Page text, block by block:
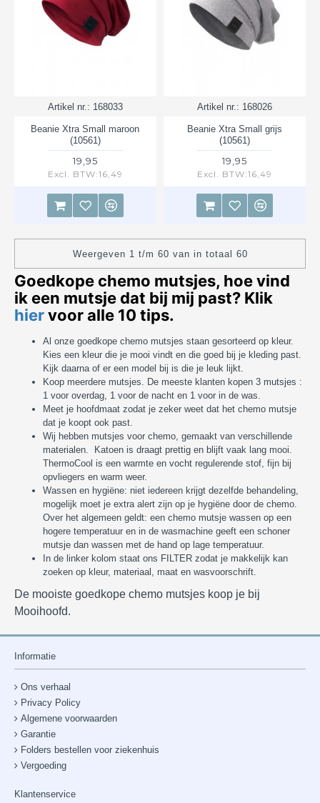
Artikel nr.: 168033
Beanie Xtra Small maroon
(10561)
19,95
Excl. BTW:16,49
Artikel nr.: 168026
Beanie Xtra Small grijs
(10561)
19,95
Excl. BTW:16,49
Weergeven 1 t/m 60 van in totaal 60
Goedkope chemo mutsjes, hoe vind
ik een mutsje dat bij mij past? Klik
hiervoor alle 10 tips.
Al onze goedkope chemo mutsjes staan gesorteerd op kleur.
Kies een kleur die je mooi vindt en die goed bij je kleding past.
Kijk daarna of er een model bij is die je leuk lijkt.
Koop meerdere mutsjes. De meeste klanten kopen 3 mutsjes :
1 voor overdag, 1 voor de nacht en 1 voor in de was.
Meet je hoofdmaat zodat je zeker weet dat het chemo mutsje
dat je koopt ook past.
Wij hebben mutsjes voor chemo, gemaakt van verschillende
materialen. Katoen is draagt prettig en blijft vaak lang mooi.
ThermoCool is een warmte en vocht regulerende stof, fijn bij
opvliegers en warm weer.
Wassen en hygiëne: niet iedereen krijgt dezelfde behandeling,
mogelijk moet je extra alert zijn op je hygiëne door de chemo.
Over het algemeen geldt: een chemo mutsje wassen op een
hogere temperatuur en in de wasmachine geeft een schoner
mutsje dan wassen met de hand op lage temperatuur.
In de linker kolom staat ons FILTER zodat je makkelijk kan
zoeken op kleur, materiaal, maat en wasvoorschrift.
De mooiste goedkope chemo mutsjes koop je bij
Mooihoofd.
Informatie
Ons verhaal
Privacy Policy
Algemene voorwaarden
Garantie
Folders bestellen voor ziekenhuis
Vergoeding
Klantenservice